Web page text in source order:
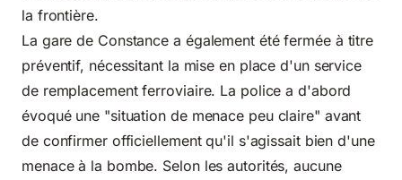
la frontière.
La gare de Constance a également été fermée à titre
préventif, nécessitant la mise en place d'un service
de remplacement ferroviaire. La police a d'abord
évoqué une "situation de menace peu claire" avant
de confirmer officiellement qu'il s'agissait bien d'une
menace à la bombe. Selon les autorités, aucune